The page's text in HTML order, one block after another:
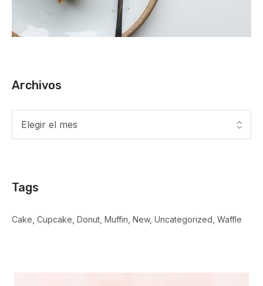
Archivos
Tags
Cake Cupcake Donut Muffin New Uncategorized Waffle